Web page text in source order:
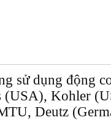
sử dụng động
(USA), Kohler
Deutz